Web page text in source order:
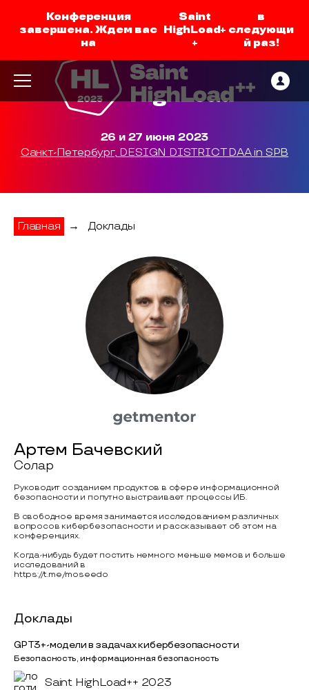
Конференция
завершена. Ждем вас
на
Saint
HighLoad+
+
в
следующи
й раз!
26 и 27 июня 2023
Санкт-Петербург, DESIGN DISTRICT DAA in SPB
Главная → Доклады
Артем Бачевский
Солар
Руководит созданием продуктов в сфере информационной
безопасности и попутно выстраивает процессы ИБ.
В свободное время занимается исследованием различных
вопросов кибербезопасности и рассказывает об этом на
конференциях.
Когда-нибудь будет постить немного меньше мемов и больше
исследований в
https://t.me/moseedo
Доклады
GPT3+-модели в задачах кибербезопасности
Безопасность, информационная безопасность
Saint HighLoad++ 2023